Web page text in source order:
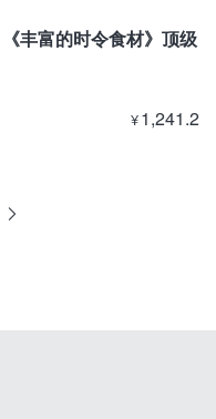
丰富的时令食材》顶级
¥1,241.2